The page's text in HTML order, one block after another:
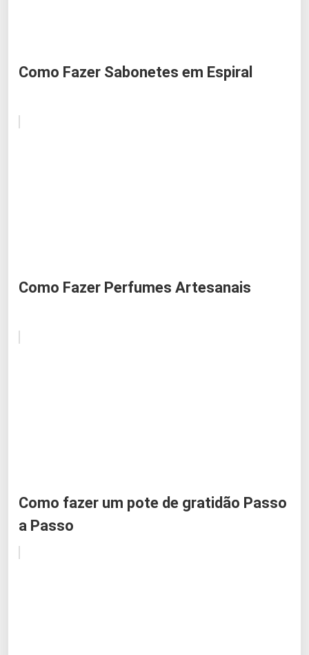
Como Fazer Sabonetes em Espiral
Como Fazer Perfumes Artesanais
Como fazer um pote de gratidão Passo
a Passo